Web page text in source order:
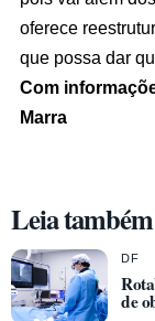
oferece
que possa dar
Com
Marra
Leia também
DF
de